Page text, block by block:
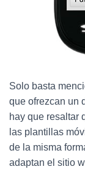
Solo basta
que ofrezcan un
hay que resaltar
las plantillas
de la misma
adaptan el sitio